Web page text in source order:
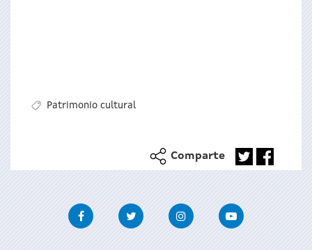
Patrimonio cultural
Comparte
FacebookTwitter InstagramYoutube